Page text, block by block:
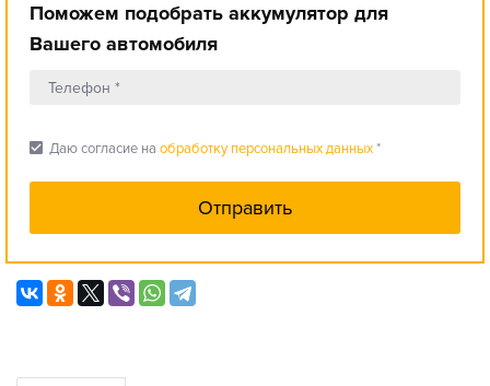
Поможем подобрать аккумулятор для
Вашего автомобиля
check_box Даю согласие на обработку персональных данных*